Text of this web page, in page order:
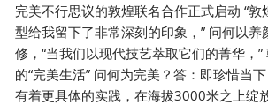
完美不行思议的敦煌联名合作正式启动 “
型给我留下了非常深刻的印象，” 问何以
修，“当我们以现代技艺萃取它们的菁华，
的“完美生活” 问何为完美？答：即珍惜当
有着更具体的实践，在海拔3000米之上绽